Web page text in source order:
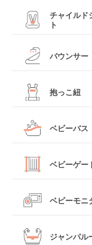
ベビー用品
ベビー用品
コストの節約
ベビー用品を
もコストの節
ます。赤ちゃん
３か月しか使わ
ば、必要な期
べてコストを抑
で、コストコに
店より安いこ
ー用品おすすめ
【決定版】
品プレゼント
出産祝いを選ぶ
読めば出産祝い
ず。
すべて
レギュラーサイズベ
ベッドインベッド
クーファン
マットレス・布団
ベビーベッドその他
チャイルド
ト
すべて
ジュニアシート
チャイルドシートそ
他
バウンサー
すべて
ロッキングタイプ
抱っこ紐
すべて
抱っこ紐その他
ベビーバス
ベビーゲー
すべて
ベビーモニ
ジャンパル